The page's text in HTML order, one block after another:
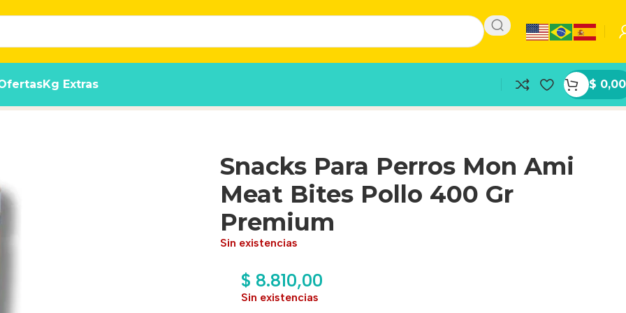
Kg Extras $ 0,00
400 Gr Premium
Snacks Para Perros Mon Ami
Meat Bites Pollo 400 Gr
Premium
Sin existencias
$ 8.810,00
Sin existencias